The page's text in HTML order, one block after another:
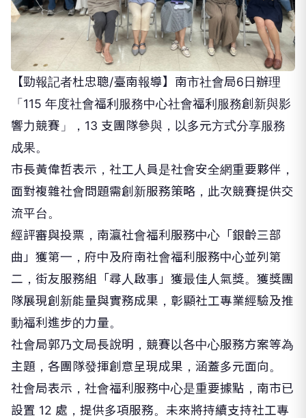
【勁報記者杜忠聰/臺南報導】南市社會局6日辦理
「115 年度社會福利服務中心社會福利服務創新與影
響力競賽」，13 支團隊參與，以多元方式分享服務
成果。
市長黃偉哲表示，社工人員是社會安全網重要夥伴，
面對複雜社會問題需創新服務策略，此次競賽提供交
流平台。
經評審與投票，南瀛社會福利服務中心「銀齡三部
曲」獲第一，府中及府南社會福利服務中心並列第
二，街友服務組「尋人啟事」獲最佳人氣獎。獲獎團
隊展現創新能量與實務成果，彰顯社工專業經驗及推
動福利進步的力量。
社會局郭乃文局長說明，競賽以各中心服務方案等為
主題，各團隊發揮創意呈現成果，涵蓋多元面向。
社會局表示，社會福利服務中心是重要據點，南市已
設置 12 處，提供多項服務。未來將持續支持社工專